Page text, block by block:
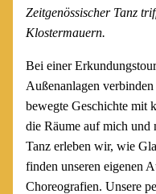
Zeitgenössischer Tanz
Klostermauern.
Bei einer
Außenanlagen
bewegte Geschichte mit
die Räume auf mich und
Tanz erleben wir, wie
finden unseren eigenen
Choreografien. Unsere